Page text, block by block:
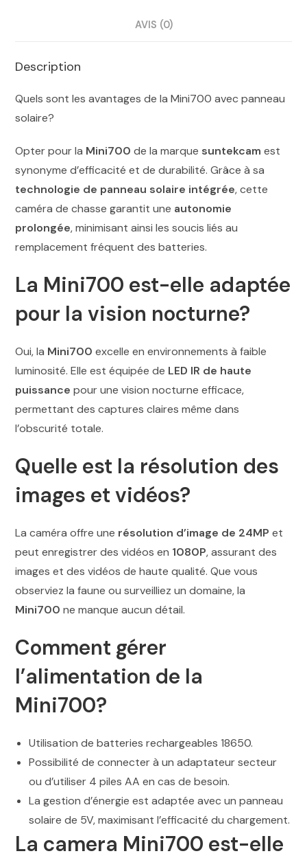
AVIS (0)
Description
Quels sont les avantages de la Mini700 avec panneau
solaire?
Opter pour la Mini700 de la marque suntekcam est
synonyme d’efficacité et de durabilité. Grâce à sa
technologie de panneau solaire intégrée, cette
caméra de chasse garantit une autonomie
prolongée, minimisant ainsi les soucis liés au
remplacement fréquent des batteries.
La Mini700 est-elle adaptée
pour la vision nocturne?
Oui, la Mini700 excelle en environnements à faible
luminosité. Elle est équipée de LED IR de haute
puissance pour une vision nocturne efficace,
permettant des captures claires même dans
l’obscurité totale.
Quelle est la résolution des
images et vidéos?
La caméra offre une résolution d’image de 24MP et
peut enregistrer des vidéos en 1080P, assurant des
images et des vidéos de haute qualité. Que vous
observiez la faune ou surveilliez un domaine, la
Mini700 ne manque aucun détail.
Comment gérer
l’alimentation de la
Mini700?
Utilisation de batteries rechargeables 18650.
Possibilité de connecter à un adaptateur secteur
ou d’utiliser 4 piles AA en cas de besoin.
La gestion d’énergie est adaptée avec un panneau
solaire de 5V, maximisant l’efficacité du chargement.
La camera Mini700 est-elle